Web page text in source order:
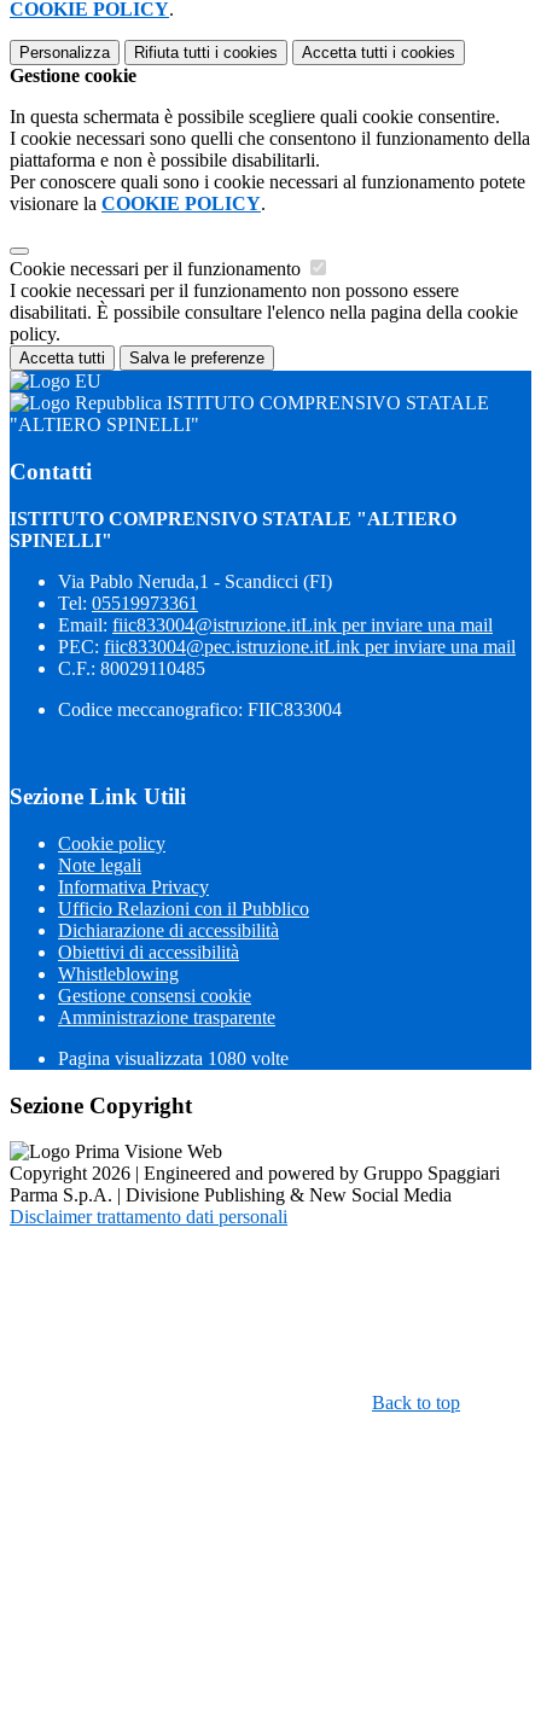
COOKIE POLICY.
Personalizza Rifiuta tutti i cookies Accetta tutti i cookies
Gestione cookie
In questa schermata è possibile scegliere quali cookie consentire.
I cookie necessari sono quelli che consentono il funzionamento della
piattaforma e non è possibile disabilitarli.
Per conoscere quali sono i cookie necessari al funzionamento potete
visionare la COOKIE POLICY.
Cookie necessari per il funzionamento
I cookie necessari per il funzionamento non possono essere
disabilitati. È possibile consultare l'elenco nella pagina della cookie
policy.
Accetta tutti Salva le preferenze
ISTITUTO COMPRENSIVO STATALE
"ALTIERO SPINELLI"
Contatti
ISTITUTO COMPRENSIVO STATALE "ALTIERO
SPINELLI"
Via Pablo Neruda,1 - Scandicci (FI)
Tel: 05519973361
Email: fiic833004@istruzione.itLink per inviare una mail
PEC: fiic833004@pec.istruzione.itLink per inviare una mail
C.F.: 80029110485
Codice meccanografico: FIIC833004
Sezione Link Utili
Cookie policy
Note legali
Informativa Privacy
Ufficio Relazioni con il Pubblico
Dichiarazione di accessibilità
Obiettivi di accessibilità
Whistleblowing
Gestione consensi cookie
Amministrazione trasparente
Pagina visualizzata 1080 volte
Sezione Copyright
Copyright 2026 | Engineered and powered by Gruppo Spaggiari
Parma S.p.A. | Divisione Publishing & New Social Media
Disclaimer trattamento dati personali
Back to top